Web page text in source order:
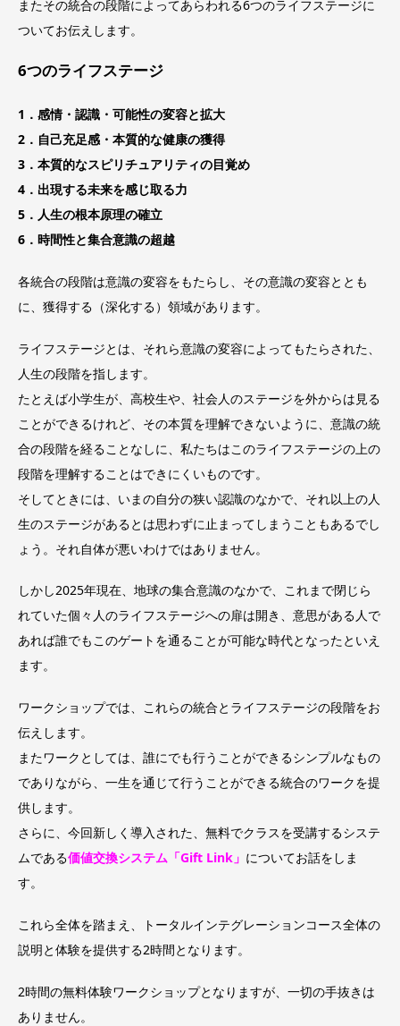
またその統合の段階によってあらわれる6つのライフステージに
ついてお伝えします。
6つのライフステージ
1．感情・認識・可能性の変容と拡大
2．自己充足感・本質的な健康の獲得
3．本質的なスピリチュアリティの目覚め
4．出現する未来を感じ取る力
5．人生の根本原理の確立
6．時間性と集合意識の超越
各統合の段階は意識の変容をもたらし、その意識の変容ととも
に、獲得する（深化する）領域があります。
ライフステージとは、それら意識の変容によってもたらされた、
人生の段階を指します。
たとえば小学生が、高校生や、社会人のステージを外からは見る
ことができるけれど、その本質を理解できないように、意識の統
合の段階を経ることなしに、私たちはこのライフステージの上の
段階を理解することはできにくいものです。
そしてときには、いまの自分の狭い認識のなかで、それ以上の人
生のステージがあるとは思わずに止まってしまうこともあるでし
ょう。それ自体が悪いわけではありません。
しかし2025年現在、地球の集合意識のなかで、これまで閉じら
れていた個々人のライフステージへの扉は開き、意思がある人で
あれば誰でもこのゲートを通ることが可能な時代となったといえ
ます。
ワークショップでは、これらの統合とライフステージの段階をお
伝えします。
またワークとしては、誰にでも行うことができるシンプルなもの
でありながら、一生を通じて行うことができる統合のワークを提
供します。
さらに、今回新しく導入された、無料でクラスを受講するシステ
ムである価値交換システム「Gift Link」 についてお話をしま
す。
これら全体を踏まえ、トータルインテグレーションコース全体の
説明と体験を提供する2時間となります。
2時間の無料体験ワークショップとなりますが、一切の手抜きは
ありません。